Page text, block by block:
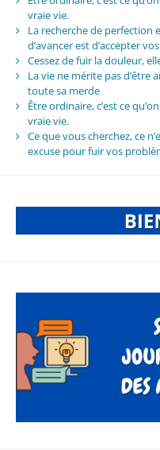
vraie vie.
La recherche de perfection
d’avancer est d’accepter
Cessez de fuir la douleur,
La vie ne mérite pas d’être
toute sa merde
Être ordinaire, c’est ce
vraie vie.
Ce que vous cherchez, ce
excuse pour fuir vos